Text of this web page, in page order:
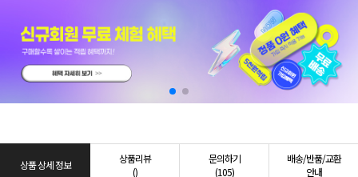
상품 상세 정보
상품리뷰
()
문의하기
(105)
배송/반품/교환
안내